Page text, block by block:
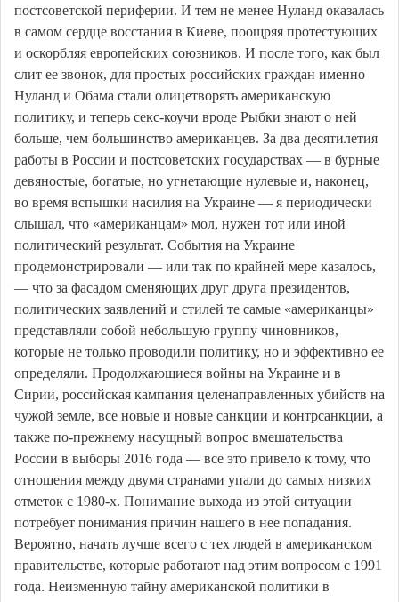
постсоветской периферии. И тем не менее Нуланд оказалась
в самом сердце восстания в Киеве, поощряя протестующих
и оскорбляя европейских союзников. И после того, как был
слит ее звонок, для простых российских граждан именно
Нуланд и Обама стали олицетворять американскую
политику, и теперь секс-коучи вроде Рыбки знают о ней
больше, чем большинство американцев. За два десятилетия
работы в России и постсоветских государствах — в бурные
девяностые, богатые, но угнетающие нулевые и, наконец,
во время вспышки насилия на Украине — я периодически
слышал, что «американцам» мол, нужен тот или иной
политический результат. События на Украине
продемонстрировали — или так по крайней мере казалось,
— что за фасадом сменяющих друг друга президентов,
политических заявлений и стилей те самые «американцы»
представляли собой небольшую группу чиновников,
которые не только проводили политику, но и эффективно ее
определяли. Продолжающиеся войны на Украине и в
Сирии, российская кампания целенаправленных убийств на
чужой земле, все новые и новые санкции и контрсанкции, а
также по-прежнему насущный вопрос вмешательства
России в выборы 2016 года — все это привело к тому, что
отношения между двумя странами упали до самых низких
отметок с 1980-х. Понимание выхода из этой ситуации
потребует понимания причин нашего в нее попадания.
Вероятно, начать лучше всего с тех людей в американском
правительстве, которые работают над этим вопросом с 1991
года. Неизменную тайну американской политики в